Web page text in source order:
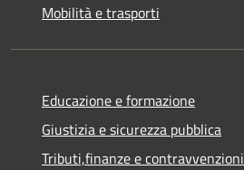
Mobilità e trasporti
Educazione e formazione
Giustizia e sicurezza pubblica
Tributi,finanze e contravvenzioni